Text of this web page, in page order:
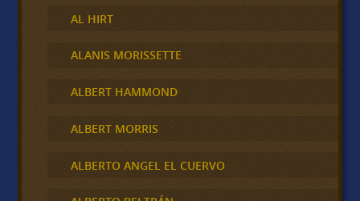
AL HIRT
ALANIS MORISSETTE
ALBERT HAMMOND
ALBERT MORRIS
ALBERTO ANGEL EL CUERVO